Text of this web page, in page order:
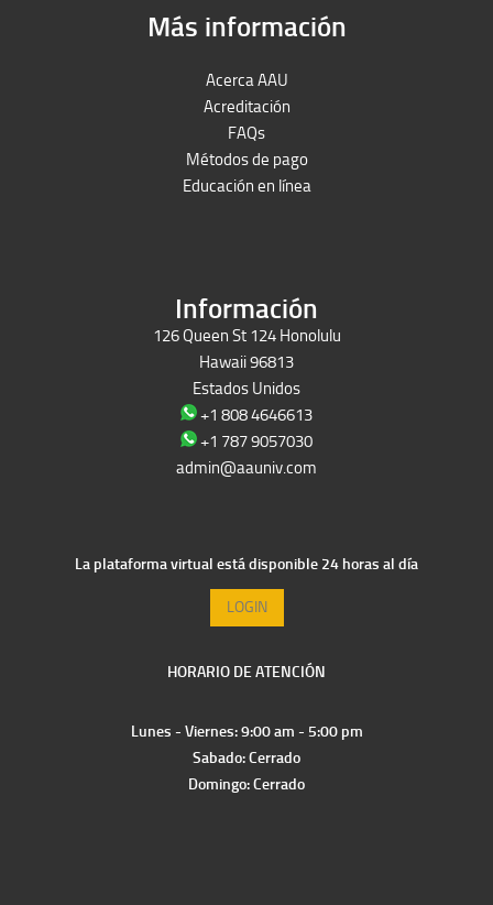
Más información
Acerca AAU
Acreditación
FAQs
Métodos de pago
Educación en línea
Información
126 Queen St 124 Honolulu
Hawaii 96813
Estados Unidos
+1 808 4646613
+1 787 9057030
admin@aauniv.com
La plataforma virtual está disponible 24 horas al día
LOGIN
HORARIO DE ATENCIÓN
Lunes - Viernes: 9:00 am - 5:00 pm
Sabado: Cerrado
Domingo: Cerrado